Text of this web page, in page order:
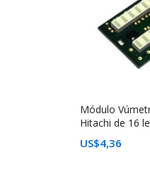
Módulo
Hitachi de 16
US$4,36